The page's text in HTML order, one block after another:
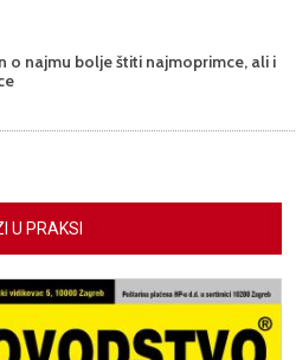
o najmu bolje štiti najmoprimce, ali i
U PRAKSI